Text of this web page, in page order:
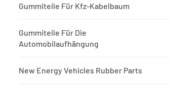
Gummiteile Für Kfz-Kabelbaum
Gummiteile Für Die
Automobilaufhängung
New Energy Vehicles Rubber Parts